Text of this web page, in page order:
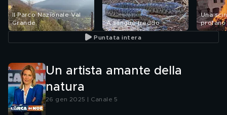
Il Parco Nazionale Val
Grande
A sangue freddo
Una
profano
Puntata intera
Un artista amante della
natura
26 gen 2025 | Canale 5